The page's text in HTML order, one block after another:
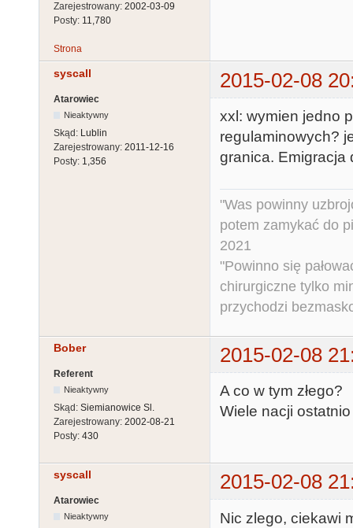
Zarejestrowany: 2002-03-09
Posty: 11,780
Strona
syscall 2015-02-08
Atarowiec
Nieaktywny
Skąd: Lublin
Zarejestrowany: 2011-12-16
Posty: 1,356
xxl: wymien jedno
regulaminowych?
granica. Emigracja
"Was powinny
potem zamykać do
2021
"Powinno się
chirurgiczne tylko
przychodzi
Bober 2015-02-08
Referent
Nieaktywny
Skąd: Siemianowice Sl.
Zarejestrowany: 2002-08-21
Posty: 430
A co w tym złego?
Wiele nacji
syscall 2015-02-08
Atarowiec
Nieaktywny Nic zlego, ciekawi